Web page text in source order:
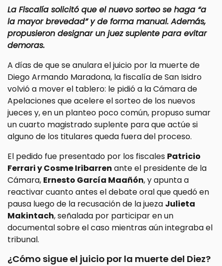
La Fiscalía solicitó que el nuevo sorteo se haga “a
la mayor brevedad” y de forma manual. Además,
propusieron designar un juez suplente para evitar
demoras.
A días de que se anulara el juicio por la muerte de
Diego Armando Maradona, la fiscalía de San Isidro
volvió a mover el tablero: le pidió a la Cámara de
Apelaciones que acelere el sorteo de los nuevos
jueces y, en un planteo poco común, propuso sumar
un cuarto magistrado suplente para que actúe si
alguno de los titulares queda fuera del proceso.
El pedido fue presentado por los fiscales Patricio
Ferrari y Cosme Iribarren ante el presidente de la
Cámara, Ernesto García Maañón, y apunta a
reactivar cuanto antes el debate oral que quedó en
pausa luego de la recusación de la jueza Julieta
Makintach, señalada por participar en un
documental sobre el caso mientras aún integraba el
tribunal.
¿Cómo sigue el juicio por la muerte del Diez?